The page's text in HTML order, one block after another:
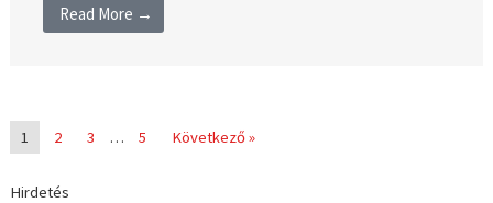
Read More →
1 2 3 … 5 Következő »
Hirdetés